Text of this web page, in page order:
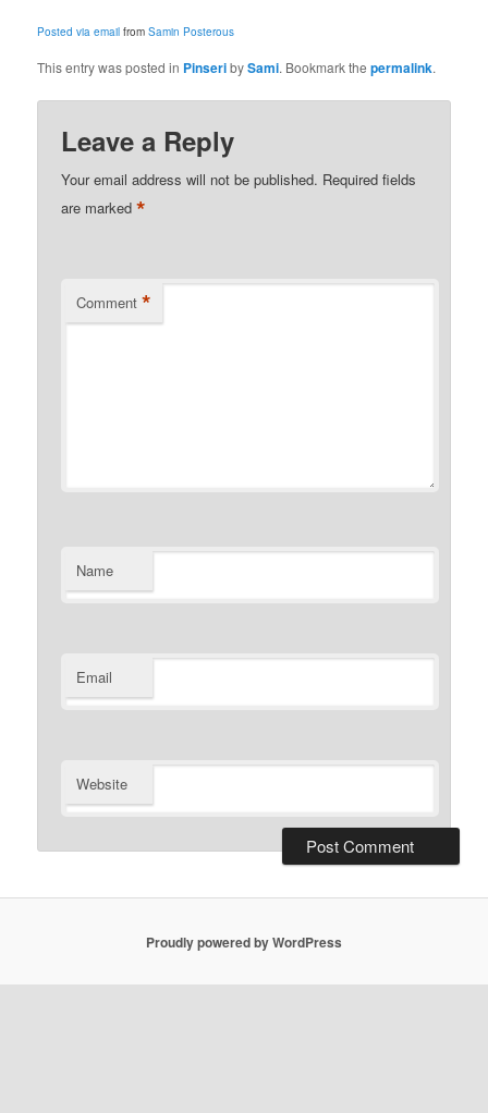
Posted via email fromSamin Posterous
This entry was posted in PinseribySami. Bookmark thepermalink.
Leave a Reply
Your email address will not be published. Required fields
are marked*
Comment *
Name
Email
Website
Proudly powered by WordPress